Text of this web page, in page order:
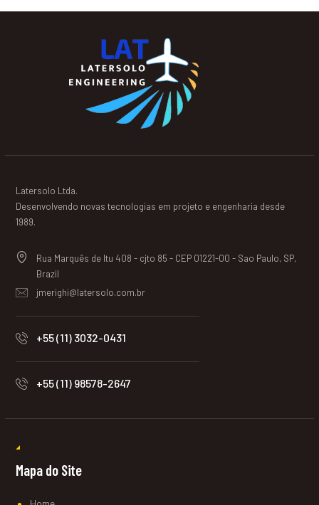
Latersolo Ltda.
Desenvolvendo novas tecnologias em projeto e engenharia desde
1989.
Rua Marquês de Itu 408 - cjto 85 - CEP 01221-00 - Sao Paulo, SP,
Brazil
jmerighi@latersolo.com.br
+55 (11) 3032-0431
+55 (11) 98578-2647
Mapa do Site